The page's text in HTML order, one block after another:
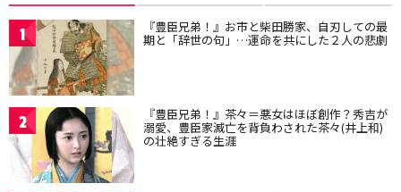
1 『豊臣兄弟！』お市と柴田勝家、自刃しての最
期と「辞世の句」…運命を共にした２人の悲劇
2 『豊臣兄弟！』茶々＝悪女はほぼ創作？秀吉が
溺愛、豊臣家滅亡を背負わされた茶々(井上和)
の壮絶すぎる生涯